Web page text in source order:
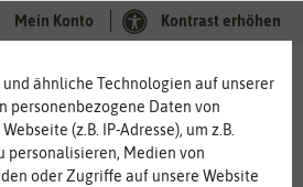
Mein Konto Kontrast erhöhen
ähnliche Technologien auf unserer
personenbezogene Daten von
(z.B. IP-Adresse), um z.B.
personalisieren, Medien von
oder Zugriffe auf unsere Website